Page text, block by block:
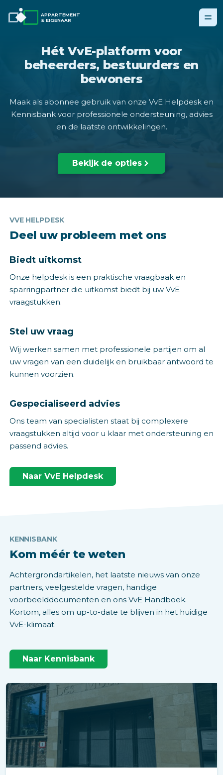
APPARTEMENT
& EIGENAAR
Hét VvE-platform voor
beheerders, bestuurders en
bewoners
Maak als abonnee gebruik van onze VvE Helpdesk en
Kennisbank voor professionele ondersteuning, advies
en de laatste ontwikkelingen.
Bekijk de opties
VVE HELPDESK
Deel uw probleem met ons
Biedt uitkomst
Onze helpdesk is een praktische vraagbaak en
sparringpartner die uitkomst biedt bij uw VvE
vraagstukken.
Stel uw vraag
Wij werken samen met professionele partijen om al
uw vragen van een duidelijk en bruikbaar antwoord te
kunnen voorzien.
Gespecialiseerd advies
Ons team van specialisten staat bij complexere
vraagstukken altijd voor u klaar met ondersteuning en
passend advies.
Naar VvE Helpdesk
KENNISBANK
Kom méér te weten
Achtergrondartikelen, het laatste nieuws van onze
partners, veelgestelde vragen, handige
voorbeelddocumenten en ons VvE Handboek.
Kortom, alles om up-to-date te blijven in het huidige
VvE-klimaat.
Naar Kennisbank